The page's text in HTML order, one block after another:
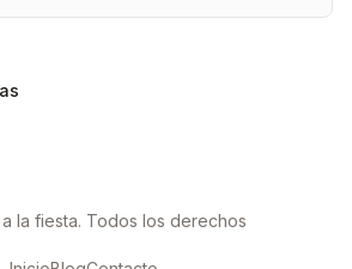
la fiesta. Todos los derechos